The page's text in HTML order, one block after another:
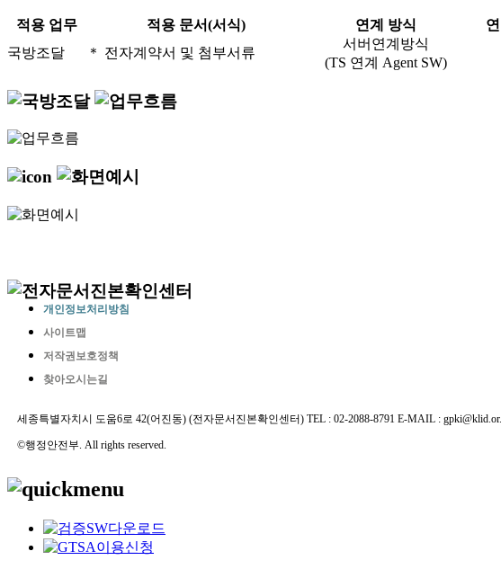
적용 업무 적용 문서(서식) 연계 방식
국방조달
＊ 전자계약서 및 첨부서류
서버연계방식
(TS 연계 Agent SW)
개인정보처리방침
사이트맵
저작권보호정책
찾아오시는길
세종특별자치시 도움6로 42(어진동) (전자문서진본확인센터) TEL : 02-2088-8791 E-MAIL :
©행정안전부. All rights reserved.